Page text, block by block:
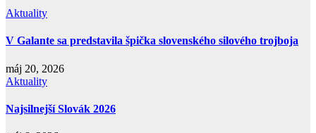
Aktuality
V Galante sa predstavila špička slovenského silového trojboja
máj 20, 2026
Aktuality
Najsilnejší Slovák 2026